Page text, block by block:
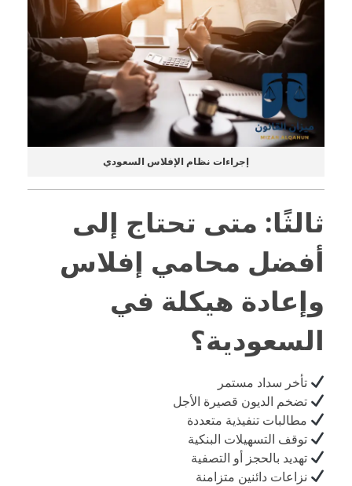
إجراءات نظام الإفلاس السعودي
ثالثًا: متى تحتاج إلى
أفضل محامي إفلاس
وإعادة هيكلة في
السعودية؟
تأخر سداد مستمر
تضخم الديون قصيرة الأجل
مطالبات تنفيذية متعددة
توقف التسهيلات البنكية
تهديد بالحجز أو التصفية
نزاعات دائنين متزامنة